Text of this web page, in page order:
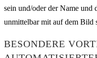
sein und/oder der Name und
unmittelbar mit auf dem Bild
BESONDERE